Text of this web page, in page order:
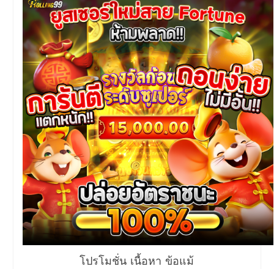
โปรโมชั่น เนื้อหา ข้อแม้